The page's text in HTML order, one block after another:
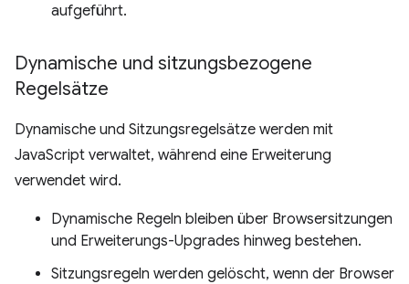
aufgeführt.
Dynamische und sitzungsbezogene
Regelsätze
Dynamische und Sitzungsregelsätze werden mit
JavaScript verwaltet, während eine Erweiterung
verwendet wird.
Dynamische Regeln bleiben über Browsersitzungen
und Erweiterungs-Upgrades hinweg bestehen.
Sitzungsregeln werden gelöscht, wenn der Browser